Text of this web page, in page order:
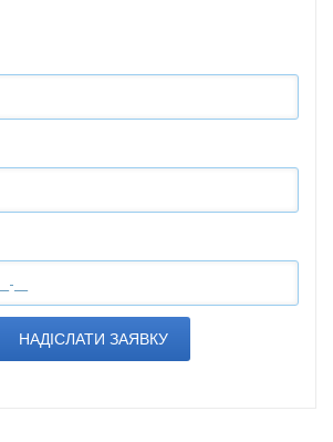
НАДІСЛАТИ ЗАЯВКУ